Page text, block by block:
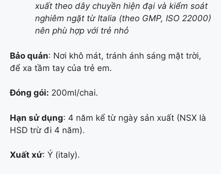
xuất theo dây chuyền hiện đại và kiểm soát
nghiêm ngặt từ Italia (theo GMP, ISO 22000)
nên phù hợp với trẻ nhỏ
Bảo quản: Nơi khô mát, tránh ánh sáng mặt trời,
để xa tầm tay của trẻ em.
Đóng gói: 200ml/chai.
Hạn sử dụng: 4 năm kể từ ngày sản xuất (NSX là
HSD trừ đi 4 năm).
Xuất xứ: Ý (italy).